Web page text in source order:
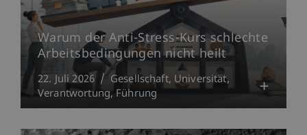
Warum der Anti-Stress-Kurs schlechte
Arbeitsbedingungen nicht heilt
22. Juli 2026 Gesellschaft Universität
Verantwortung Führung